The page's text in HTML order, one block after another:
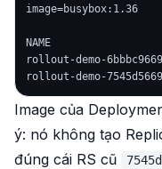
image=busybox:1.36
NAME
rollout-demo-
Image của
ý: nó không tạo
đúng cái RS cũ